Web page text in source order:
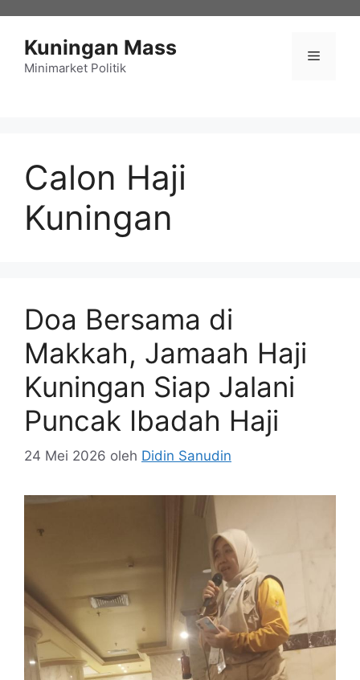
Kuningan Mass
Minimarket Politik
Menu
Calon Haji
Kuningan
Doa Bersama di
Makkah, Jamaah Haji
Kuningan Siap Jalani
Puncak Ibadah Haji
24 Mei 2026 oleh Didin Sanudin